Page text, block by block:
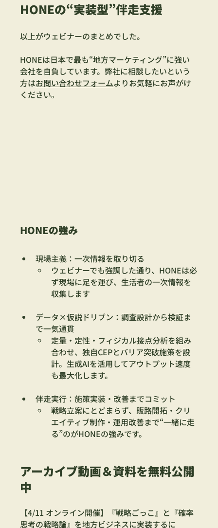
HONEの“実装型”伴走支援
以上がウェビナーのまとめでした。
HONEは日本で最も“地方マーケティング”に強い
会社を自負しています。弊社に相談したいという
方はお問い合わせフォームよりお気軽にお声がけ
ください。
HONEの強み
現場主義：一次情報を取り切る
ウェビナーでも強調した通り、HONEは必
ず現場に足を運び、生活者の一次情報を
収集します
データ×仮説ドリブン：調査設計から検証ま
で一気通貫
定量・定性・フィジカル接点分析を組み
合わせ、独自CEPとバリア突破施策を設
計。生成AIを活用してアウトプット速度
も最大化します。
伴走実行：施策実装・改善までコミット
戦略立案にとどまらず、販路開拓・クリ
エイティブ制作・運用改善まで“一緒に走
る”のがHONEの強みです。
アーカイブ動画＆資料を無料公開
中
【4/11 オンライン開催】『戦略ごっこ』と『確率
思考の戦略論』を地方ビジネスに実装するに